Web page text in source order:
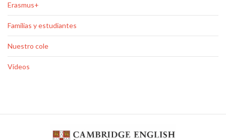
Erasmus+
Familias y estudiantes
Nuestro cole
Vídeos